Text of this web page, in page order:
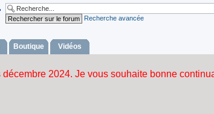
Recherche avancée
Boutique Vidéos